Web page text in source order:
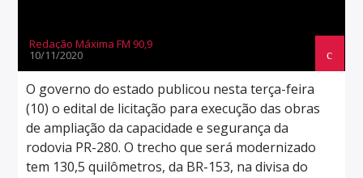
Redação Máxima FM 90,9
10/11/2020
O governo do estado publicou nesta terça-feira
(10) o edital de licitação para execução das obras
de ampliação da capacidade e segurança da
rodovia PR-280. O trecho que será modernizado
tem 130,5 quilômetros, da BR-153, na divisa do